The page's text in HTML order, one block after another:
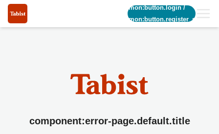
common:button.login/
common:button.register_short
component:error-page.default.title